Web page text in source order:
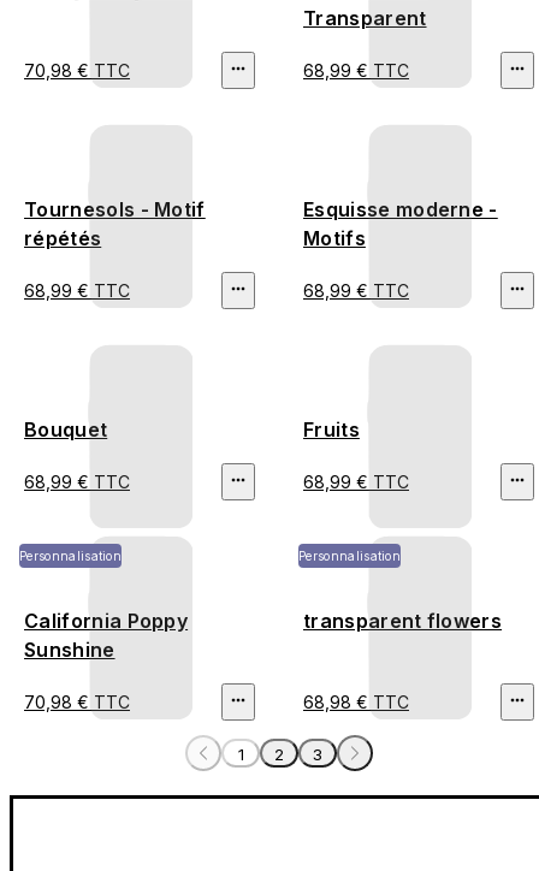
70,98 € TTC
Transparent
68,99 € TTC
Tournesols - Motif
répétés
68,99 € TTC
Esquisse moderne -
Motifs
68,99 € TTC
Bouquet
68,99 € TTC
Fruits
68,99 € TTC
Personnalisation
California Poppy
Sunshine
70,98 € TTC
Personnalisation
transparent flowers
68,98 € TTC
1 2 3